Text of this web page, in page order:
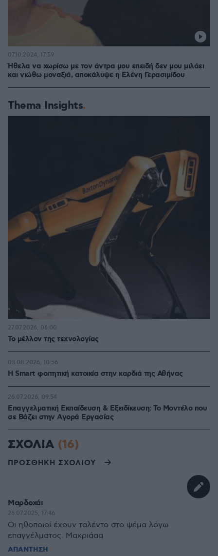
Ήθελα να χωρίσω με τον άντρα μου επειδή δεν μου μιλάει
και νιώθω μοναξιά, αποκάλυψε η Ελένη Γερασιμίδου
07.10.2024, 17:59
Thema Insights
Το μέλλον της τεχνολογίας
27.07.2026, 06:00
Η Smart φοιτητική κατοικία στην καρδιά της Αθήνας
03.08.2026, 10:56
Επαγγελματική Εκπαίδευση & Εξειδίκευση: Το Mοντέλο που
σε Bάζει στην Aγορά Eργασίας
26.07.2026, 09:54
ΣΧΟΛΙΑ (16)
ΠΡΟΣΘΗΚΗ ΣΧΟΛΙΟΥ
Μαρδοχάι
26.07.2025, 17:46
Οι ηθοποιοί έχουν ταλέντο στο ψέμα λόγω
επαγγέλματος. Μακριάαα
ΑΠΑΝΤΗΣΗ